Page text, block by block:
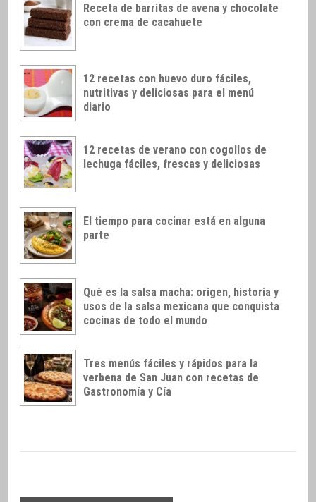
Receta de barritas de avena y chocolate
con crema de cacahuete
12 recetas con huevo duro fáciles,
nutritivas y deliciosas para el menú
diario
12 recetas de verano con cogollos de
lechuga fáciles, frescas y deliciosas
El tiempo para cocinar está en alguna
parte
Qué es la salsa macha: origen, historia y
usos de la salsa mexicana que conquista
cocinas de todo el mundo
Tres menús fáciles y rápidos para la
verbena de San Juan con recetas de
Gastronomía y Cía